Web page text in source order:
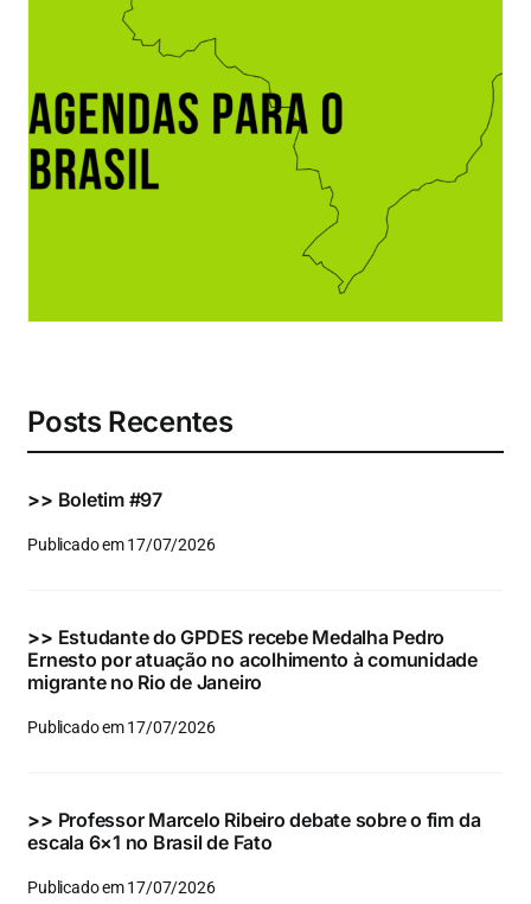
Eventos e Certificados
Buscar
resultados
para:
Posts Recentes
>> Boletim #97
Publicado em 17/07/2026
>> Estudante do GPDES recebe Medalha Pedro
Ernesto por atuação no acolhimento à comunidade
migrante no Rio de Janeiro
Publicado em 17/07/2026
>> Professor Marcelo Ribeiro debate sobre o fim da
escala 6×1 no Brasil de Fato
Publicado em 17/07/2026